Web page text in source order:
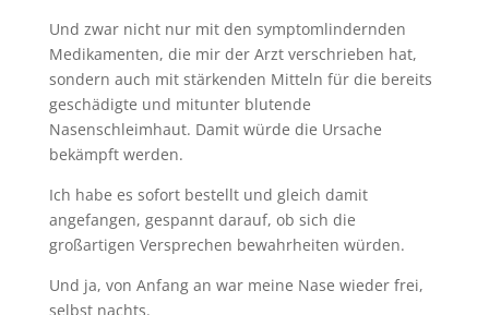
Und zwar nicht nur mit den symptomlindernden
Medikamenten, die mir der Arzt verschrieben hat,
sondern auch mit stärkenden Mitteln für die bereits
geschädigte und mitunter blutende
Nasenschleimhaut. Damit würde die Ursache
bekämpft werden.
Ich habe es sofort bestellt und gleich damit
angefangen, gespannt darauf, ob sich die
großartigen Versprechen bewahrheiten würden.
Und ja, von Anfang an war meine Nase wieder frei,
selbst nachts.